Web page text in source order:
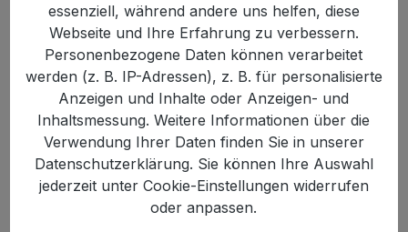
Bildergalerie überspringen
essenziell, während andere uns helfen, diese
Webseite und Ihre Erfahrung zu verbessern.
Personenbezogene Daten können verarbeitet
werden (z. B. IP-Adressen), z. B. für personalisierte
Anzeigen und Inhalte oder Anzeigen- und
Inhaltsmessung. Weitere Informationen über die
Verwendung Ihrer Daten finden Sie in unserer
Datenschutzerklärung. Sie können Ihre Auswahl
jederzeit unter Cookie-Einstellungen widerrufen
oder anpassen.